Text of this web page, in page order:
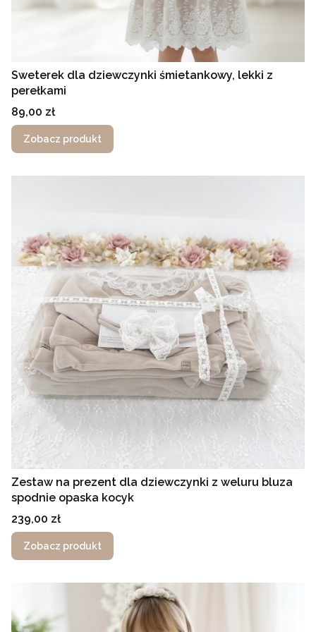
Sweterek dla dziewczynki śmietankowy, lekki z
perełkami
Cena
89,00 zł
Zobacz produkt
Zestaw na prezent dla dziewczynki z weluru bluza
spodnie opaska kocyk
Cena
239,00 zł
Zobacz produkt